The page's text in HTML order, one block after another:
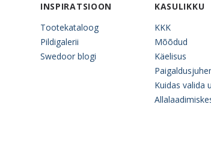
INSPIRATSIOON
Tootekataloog
Pildigalerii
Swedoor blogi
KASULIKKU
KKK
Mõõdud
Käelisus
Kuidas valida